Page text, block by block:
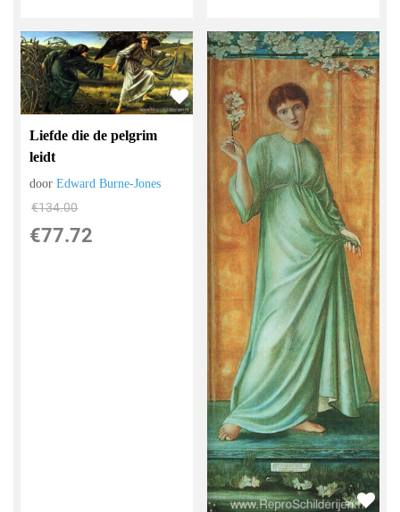
Liefde die de pelgrim
leidt
doorEdward Burne-Jones
€134.00
€77.72